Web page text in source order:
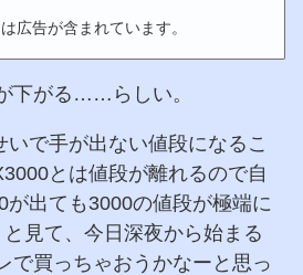
広告が含まれています。
下がる……らしい。
で手が出ない値段になるこ
とは値段が離れるので自
が出ても3000の値段が極端に
見て、今日深夜から始まる
で買っちゃおうかなーと思っ